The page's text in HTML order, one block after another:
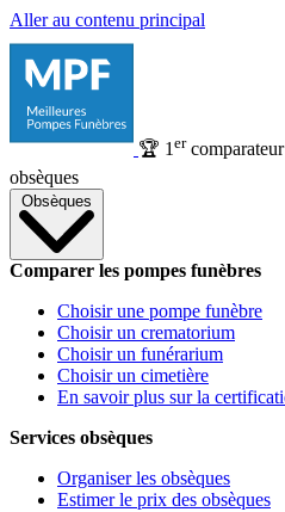
Aller au contenu principal
🏆 1 ercomparateur
obsèques
Obsèques
Comparer les pompes funèbres
Choisir une pompe funèbre
Choisir un crematorium
Choisir un funérarium
Choisir un cimetière
En savoir plus sur la
Services obsèques
Organiser les obsèques
Estimer le prix des obsèques